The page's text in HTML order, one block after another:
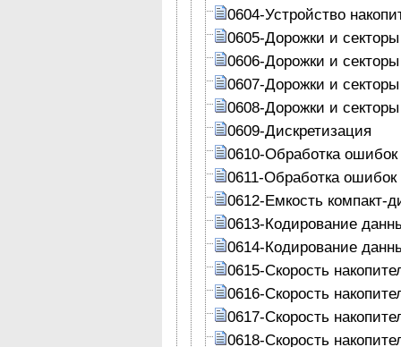
0604-Устройство
0605-Дорожки и секторы
0606-Дорожки и
0607-Дорожки и
0608-Дорожки и
0609-Дискретизация
0610-Обработка ошибок
0611-Обработка
0612-Емкость компакт-
0613-Кодирование
0614-Кодирование
0615-Скорость
0616-Скорость
0617-Скорость
0618-Скорость